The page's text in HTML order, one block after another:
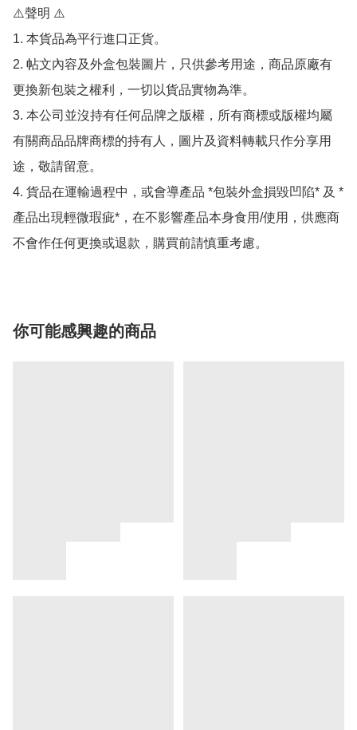
⚠️聲明 ⚠️
1. 本貨品為平行進口正貨。
2. 帖文內容及外盒包裝圖片，只供參考用途，商品原廠有
更換新包裝之權利，一切以貨品實物為準。
3. 本公司並沒持有任何品牌之版權，所有商標或版權均屬
有關商品品牌商標的持有人，圖片及資料轉載只作分享用
途，敬請留意。
4. 貨品在運輸過程中，或會導產品 *包裝外盒損毀凹陷* 及 *
產品出現輕微瑕疵*，在不影響產品本身食用/使用，供應商
不會作任何更換或退款，購買前請慎重考慮。
你可能感興趣的商品